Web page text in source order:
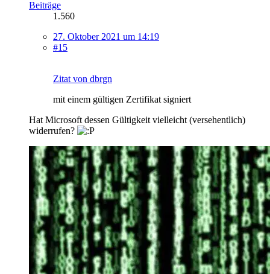
Beiträge
1.560
27. Oktober 2021 um 14:19
#15
Zitat von dbrgn
mit einem gültigen Zertifikat signiert
Hat Microsoft dessen Gültigkeit vielleicht (versehentlich)
widerrufen?